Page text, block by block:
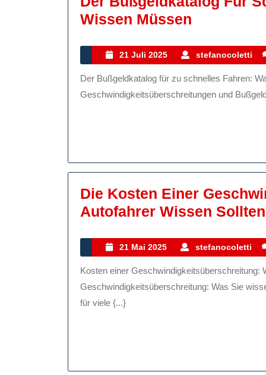
Wissen Müssen
Für
Schnelles
Fahren:
Müssen
21 Juli 2025
21
Juli
2025
stefanocoletti
Der Bußgeldkatalog für zu schnelles Fahren: Was Sie wissen müssen Das Thema
Geschwindigkeitsüberschreitungen und
Die Kosten Einer
Autofahrer Wissen Sollten
21 Mai 2025
21
Mai
2025
stefanocoletti
Kosten einer Geschwindigkeitsüberschreitung: Was Sie wissen sollten Kosten einer
Geschwindigkeitsüberschreitung: Was Sie
für viele {...}